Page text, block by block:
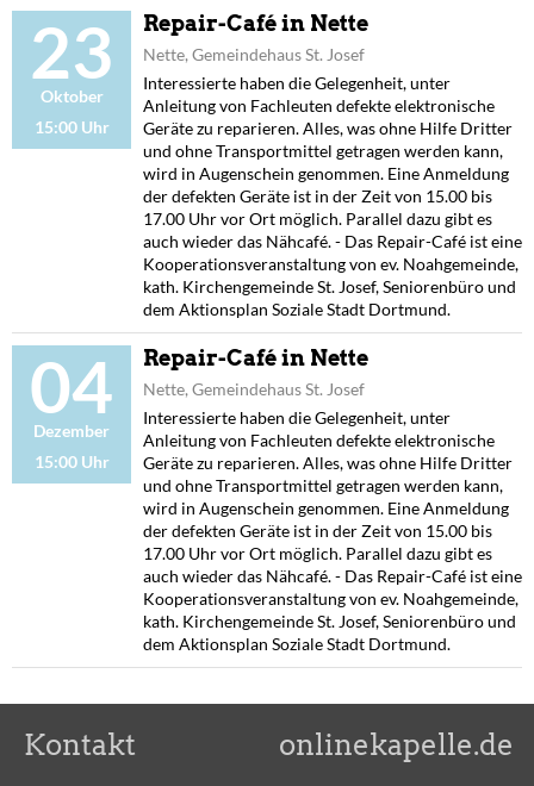
23
Oktober
15:00 Uhr
Repair-Café in Nette
Nette, Gemeindehaus St. Josef
Interessierte haben die Gelegenheit, unter
Anleitung von Fachleuten defekte elektronische
Geräte zu reparieren. Alles, was ohne Hilfe Dritter
und ohne Transportmittel getragen werden kann,
wird in Augenschein genommen. Eine Anmeldung
der defekten Geräte ist in der Zeit von 15.00 bis
17.00 Uhr vor Ort möglich. Parallel dazu gibt es
auch wieder das Nähcafé. - Das Repair-Café ist eine
Kooperationsveranstaltung von ev. Noahgemeinde,
kath. Kirchengemeinde St. Josef, Seniorenbüro und
dem Aktionsplan Soziale Stadt Dortmund.
04
Dezember
15:00 Uhr
Repair-Café in Nette
Nette, Gemeindehaus St. Josef
Interessierte haben die Gelegenheit, unter
Anleitung von Fachleuten defekte elektronische
Geräte zu reparieren. Alles, was ohne Hilfe Dritter
und ohne Transportmittel getragen werden kann,
wird in Augenschein genommen. Eine Anmeldung
der defekten Geräte ist in der Zeit von 15.00 bis
17.00 Uhr vor Ort möglich. Parallel dazu gibt es
auch wieder das Nähcafé. - Das Repair-Café ist eine
Kooperationsveranstaltung von ev. Noahgemeinde,
kath. Kirchengemeinde St. Josef, Seniorenbüro und
dem Aktionsplan Soziale Stadt Dortmund.
Kontakt onlinekapelle.de